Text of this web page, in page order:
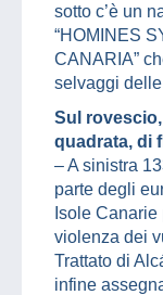
sotto c’è un
“HOMINES
CANARIA”
selvaggi
Sul
quadrata, di
– A sinistra
parte degli
Isole
violenza dei
Trattato di
infine